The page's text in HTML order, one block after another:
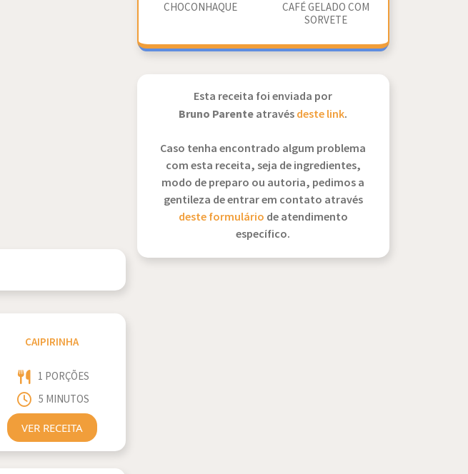
CAIPIRINHA
1 PORÇÕES
5 MINUTOS
VER RECEITA
CHOCONHAQUE
CAFÉ GELADO COM
SORVETE
Esta receita foi enviada por
Bruno Parenteatravésdeste link.
Caso tenha encontrado algum problema
com esta receita, seja de ingredientes,
modo de preparo ou autoria, pedimos a
gentileza de entrar em contato através
deste formulário de atendimento
específico.